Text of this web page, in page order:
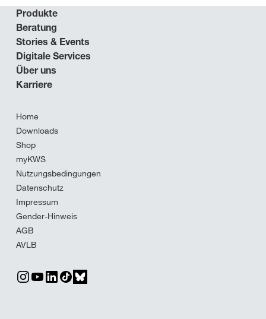
Produkte
Beratung
Stories & Events
Digitale Services
Über uns
Karriere
Home
Downloads
Shop
myKWS
Nutzungsbedingungen
Datenschutz
Impressum
Gender-Hinweis
AGB
AVLB